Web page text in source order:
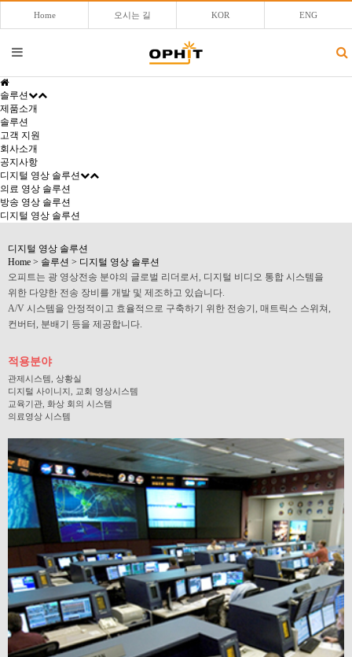
Home 오시는 길 KOR ENG
솔루션
제품소개
솔루션
고객 지원
회사소개
공지사항
디지털 영상 솔루션
의료 영상 솔루션
방송 영상 솔루션
디지털 영상 솔루션
디지털 영상 솔루션
Home > 솔루션 > 디지털 영상 솔루션
오피트는 광 영상전송 분야의 글로벌 리더로서, 디지털 비디오 통합 시스템을
위한 다양한 전송 장비를 개발 및 제조하고 있습니다.
A/V 시스템을 안정적이고 효율적으로 구축하기 위한 전송기, 매트릭스 스위쳐,
컨버터, 분배기 등을 제공합니다.
적용분야
관제시스템, 상황실
디지털 사이니지, 교회 영상시스템
교육기관, 화상 회의 시스템
의료영상 시스템